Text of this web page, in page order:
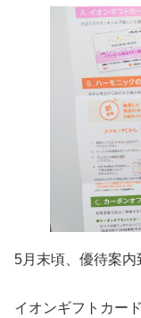
5月末頃、優待案内
イオンギフトカー